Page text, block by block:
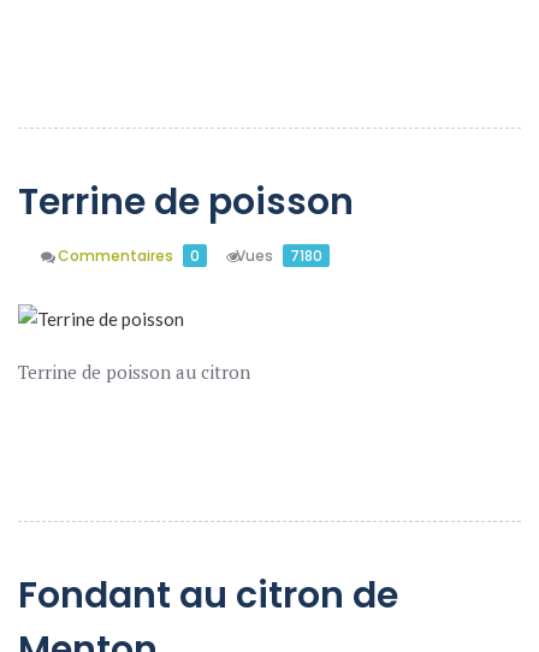
Terrine de poisson
Commentaires 0 Vues 7180
Terrine de poisson au citron
Fondant au citron de